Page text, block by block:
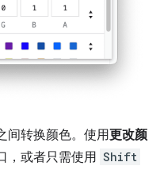
间转换颜色。使用更改颜
，或者只需使用 Shift